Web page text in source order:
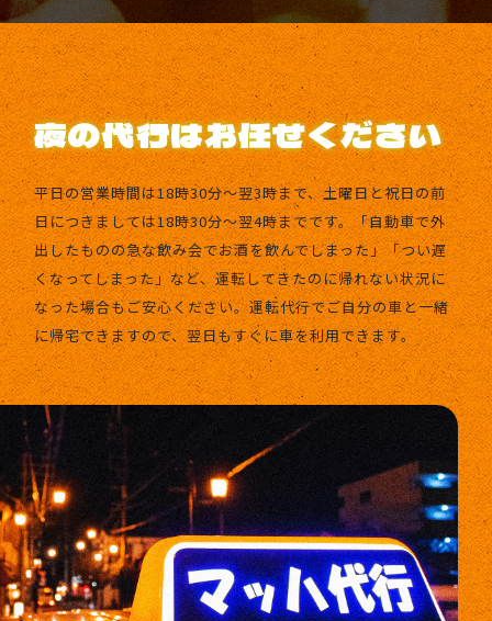
夜の代行はお任せください
平日の営業時間は18時30分〜翌3時まで、土曜日と祝日の前
日につきましては18時30分〜翌4時までです。「自動車で外
出したものの急な飲み会でお酒を飲んでしまった」「つい遅
くなってしまった」など、運転してきたのに帰れない状況に
なった場合もご安心ください。運転代行でご自分の車と一緒
に帰宅できますので、翌日もすぐに車を利用できます。